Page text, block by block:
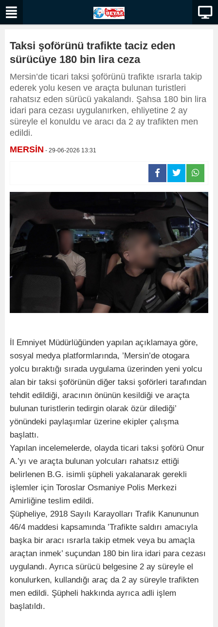
Taksi şoförünü trafikte taciz eden
sürücüye 180 bin lira ceza
Mersin’de ticari taksi şoförünü trafikte ısrarla takip
ederek yolu kesen ve araçta bulunan turistleri
rahatsız eden sürücü yakalandı. Şahsa 180 bin lira
idari para cezası uygulanırken, ehliyetine 2 ay
süreyle el konuldu ve aracı da 2 ay trafikten men
edildi.
MERSİN - 29-06-2026 13:31
İl Emniyet Müdürlüğünden yapılan açıklamaya göre,
sosyal medya platformlarında, ’Mersin’de otogara
yolcu bıraktığı sırada uygulama üzerinden yeni yolcu
alan bir taksi şoförünün diğer taksi şoförleri tarafından
tehdit edildiği, aracının önünün kesildiği ve araçta
bulunan turistlerin tedirgin olarak özür dilediği’
yönündeki paylaşımlar üzerine ekipler çalışma
başlattı.
Yapılan incelemelerde, olayda ticari taksi şoförü Onur
A.’yı ve araçta bulunan yolcuları rahatsız ettiği
belirlenen B.G. isimli şüpheli yakalanarak gerekli
işlemler için Toroslar Osmaniye Polis Merkezi
Amirliğine teslim edildi.
Şüpheliye, 2918 Sayılı Karayolları Trafik Kanununun
46/4 maddesi kapsamında ’Trafikte saldırı amacıyla
başka bir aracı ısrarla takip etmek veya bu amaçla
araçtan inmek’ suçundan 180 bin lira idari para cezası
uygulandı. Ayrıca sürücü belgesine 2 ay süreyle el
konulurken, kullandığı araç da 2 ay süreyle trafikten
men edildi. Şüpheli hakkında ayrıca adli işlem
başlatıldı.